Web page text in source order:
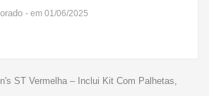
- em 01/06/2025
ST Vermelha – Inclui Kit Com Palhetas,